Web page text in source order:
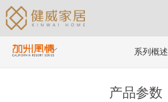
系列概述
产品参数